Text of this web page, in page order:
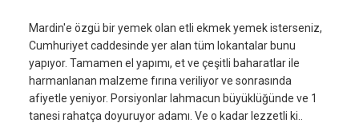
Mardin'e özgü bir yemek olan etli ekmek yemek isterseniz,
Cumhuriyet caddesinde yer alan tüm lokantalar bunu
yapıyor. Tamamen el yapımı, et ve çeşitli baharatlar ile
harmanlanan malzeme fırına veriliyor ve sonrasında
afiyetle yeniyor. Porsiyonlar lahmacun büyüklüğünde ve 1
tanesi rahatça doyuruyor adamı. Ve o kadar lezzetli ki..